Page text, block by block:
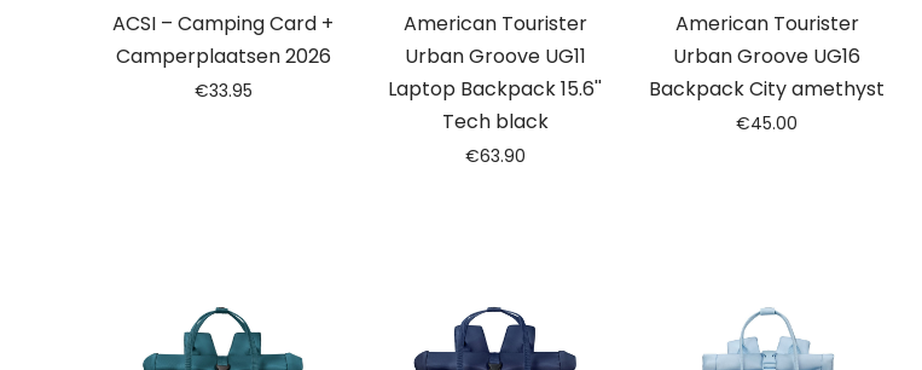
ACSI – Camping Card +
Camperplaatsen 2026
€33.95
American Tourister
Urban Groove UG11
Laptop Backpack 15.6''
Tech black
€63.90
American Tourister
Urban Groove UG16
Backpack City amethyst
€45.00